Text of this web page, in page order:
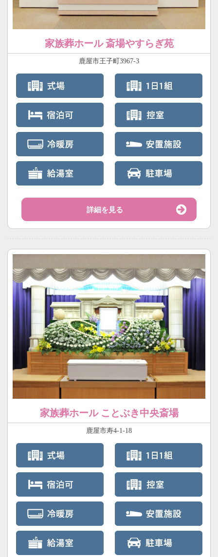
家族葬ホール 斎場やすらぎ苑
鹿屋市王子町3967-3
詳細を見る
家族葬ホール ことぶき中央斎場
鹿屋市寿4-1-18